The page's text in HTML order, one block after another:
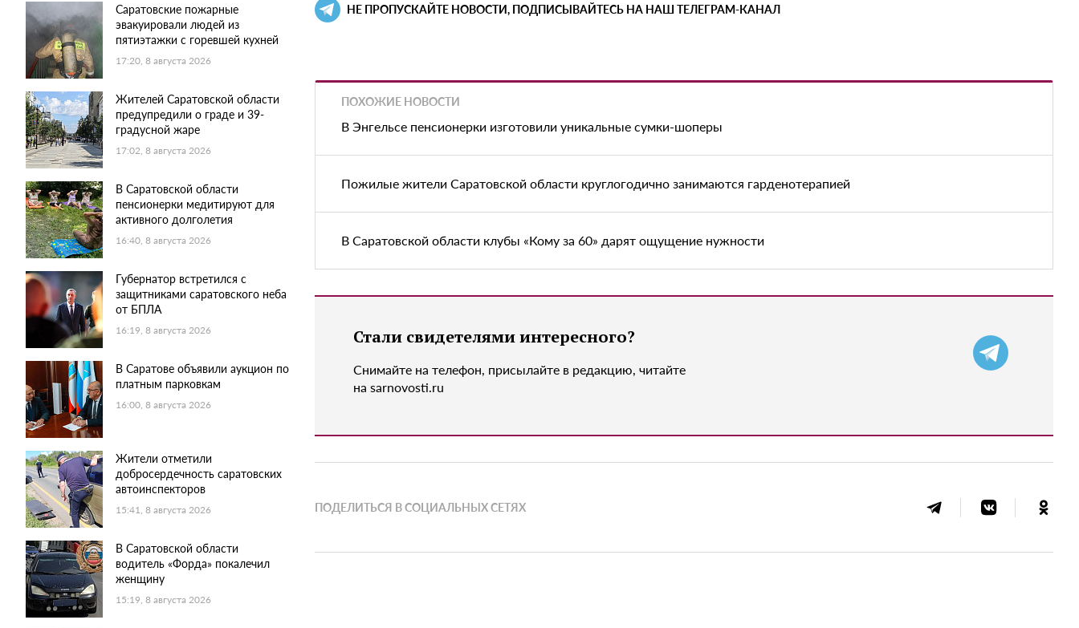
Саратовские пожарные
эвакуировали людей из
пятиэтажки с горевшей кухней
17:20, 8 августа 2026
Жителей Саратовской области
предупредили о граде и 39-
градусной жаре
17:02, 8 августа 2026
В Саратовской области
пенсионерки медитируют для
активного долголетия
16:40, 8 августа 2026
Губернатор встретился с
защитниками саратовского неба
от БПЛА
16:19, 8 августа 2026
В Саратове объявили аукцион по
платным парковкам
16:00, 8 августа 2026
Жители отметили
добросердечность саратовских
автоинспекторов
15:41, 8 августа 2026
В Саратовской области
водитель «Форда» покалечил
женщину
15:19, 8 августа 2026
НЕ ПРОПУСКАЙТЕ НОВОСТИ, ПОДПИСЫВАЙТЕСЬ НА НАШ ТЕЛЕГРАМ-КАНАЛ
ПОХОЖИЕ НОВОСТИ
В Энгельсе пенсионерки изготовили уникальные сумки-шоперы
Пожилые жители Саратовской области круглогодично занимаются гарденотерапией
В Саратовской области клубы «Кому за 60» дарят ощущение нужности
Стали свидетелями интересного?
Снимайте на телефон, присылайте в редакцию, читайте
на sarnovosti.ru
ПОДЕЛИТЬСЯ В СОЦИАЛЬНЫХ СЕТЯХ